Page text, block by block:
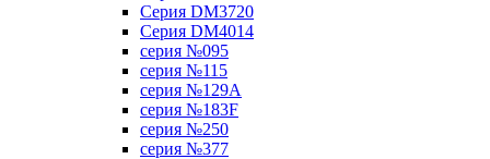
Серия DM3720
Серия DM4014
серия №095
серия №115
серия №129A
серия №183F
серия №250
серия №377